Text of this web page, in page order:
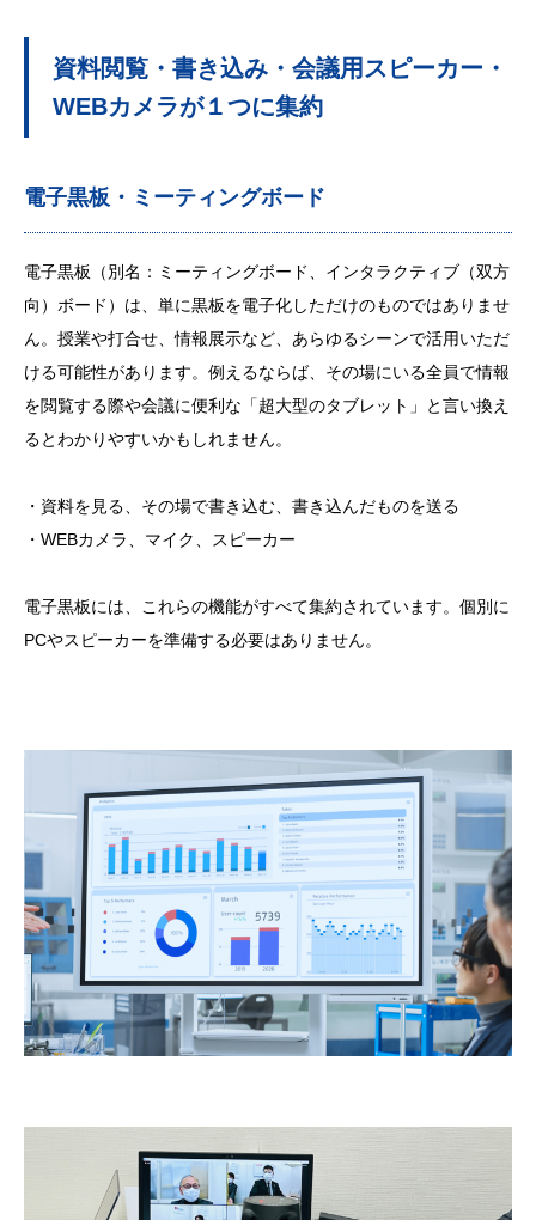
資料閲覧・書き込み・会議用スピーカー・
WEBカメラが１つに集約
電子黒板・ミーティングボード
電子黒板（別名：ミーティングボード、インタラクティブ（双方
向）ボード）は、単に黒板を電子化しただけのものではありませ
ん。授業や打合せ、情報展示など、あらゆるシーンで活用いただ
ける可能性があります。例えるならば、その場にいる全員で情報
を閲覧する際や会議に便利な「超大型のタブレット」と言い換え
るとわかりやすいかもしれません。
・資料を見る、その場で書き込む、書き込んだものを送る
・WEBカメラ、マイク、スピーカー
電子黒板には、これらの機能がすべて集約されています。個別に
PCやスピーカーを準備する必要はありません。